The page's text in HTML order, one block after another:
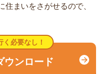
まいをさがせるので、
く必要なし！
ウンロード